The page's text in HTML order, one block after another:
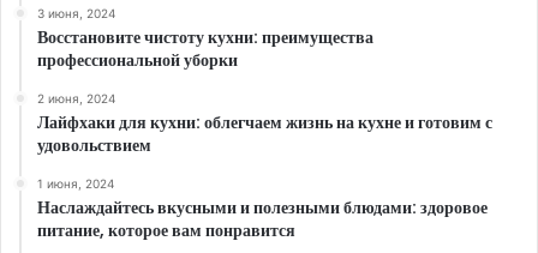
3 июня, 2024
Восстановите чистоту кухни: преимущества
профессиональной уборки
2 июня, 2024
Лайфхаки для кухни: облегчаем жизнь на кухне и готовим с
удовольствием
1 июня, 2024
Наслаждайтесь вкусными и полезными блюдами: здоровое
питание, которое вам понравится